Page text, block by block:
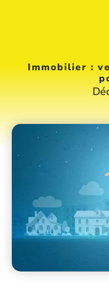
Immobilier :